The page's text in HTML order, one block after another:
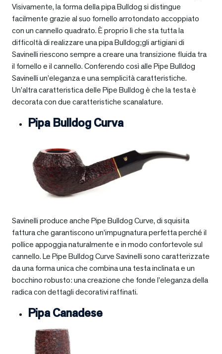
Visivamente, la forma della pipa Bulldog si distingue
facilmente grazie al suo fornello arrotondato accoppiato
con un cannello quadrato. È proprio lì che sta tutta la
difficoltà di realizzare una pipa Bulldog;gli artigiani di
Savinelli riescono sempre a creare una transizione fluida tra
il fornello e il cannello. Conferendo così alle Pipe Bulldog
Savinelli un’eleganza e una semplicità caratteristiche.
Un’altra caratteristica delle Pipe Bulldog è che la testa è
decorata con due caratteristiche scanalature.
Pipa Bulldog Curva
Savinelli produce anche Pipe Bulldog Curve, di squisita
fattura che garantiscono un’impugnatura perfetta perché il
pollice appoggia naturalmente e in modo confortevole sul
cannello. Le Pipe Bulldog Curve Savinelli sono caratterizzate
da una forma unica che combina una testa inclinata e un
bocchino robusto: una creazione che fonde l’eleganza della
radica con dettagli decorativi raffinati.
Pipa Canadese